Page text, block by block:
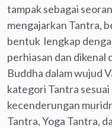
tampak sebagai
mengajarkan Tantra,
bentuk lengkap
perhiasan dan dikenal
Buddha dalam wujud
kategori Tantra
kecenderungan
Tantra, Yoga Tantra,